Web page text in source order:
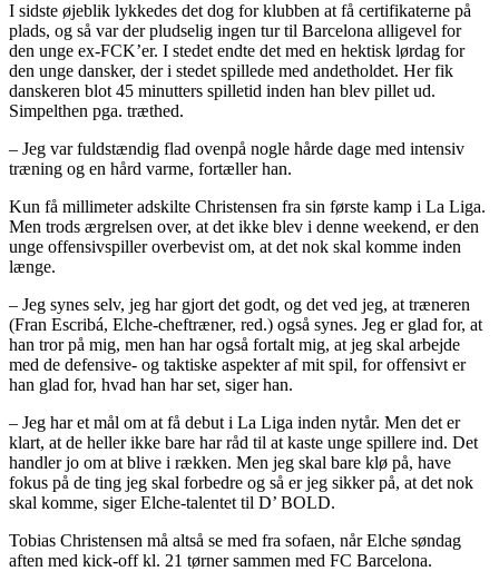
I sidste øjeblik lykkedes det dog for klubben at få certifikaterne på
plads, og så var der pludselig ingen tur til Barcelona alligevel for
den unge ex-FCK’er. I stedet endte det med en hektisk lørdag for
den unge dansker, der i stedet spillede med andetholdet. Her fik
danskeren blot 45 minutters spilletid inden han blev pillet ud.
Simpelthen pga. træthed.
– Jeg var fuldstændig flad ovenpå nogle hårde dage med intensiv
træning og en hård varme, fortæller han.
Kun få millimeter adskilte Christensen fra sin første kamp i La Liga.
Men trods ærgrelsen over, at det ikke blev i denne weekend, er den
unge offensivspiller overbevist om, at det nok skal komme inden
længe.
– Jeg synes selv, jeg har gjort det godt, og det ved jeg, at træneren
(Fran Escribá, Elche-cheftræner, red.) også synes. Jeg er glad for, at
han tror på mig, men han har også fortalt mig, at jeg skal arbejde
med de defensive- og taktiske aspekter af mit spil, for offensivt er
han glad for, hvad han har set, siger han.
– Jeg har et mål om at få debut i La Liga inden nytår. Men det er
klart, at de heller ikke bare har råd til at kaste unge spillere ind. Det
handler jo om at blive i rækken. Men jeg skal bare klø på, have
fokus på de ting jeg skal forbedre og så er jeg sikker på, at det nok
skal komme, siger Elche-talentet til D’ BOLD.
Tobias Christensen må altså se med fra sofaen, når Elche søndag
aften med kick-off kl. 21 tørner sammen med FC Barcelona.